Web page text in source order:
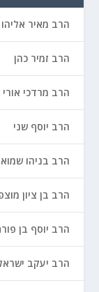
הרב מאיר אליהו
הרב זמיר כהן
הרב מרדכי אורי
הרב יוסף שני
הרב בניהו
הרב בן ציון
הרב יוסף בן
הרב יעקב